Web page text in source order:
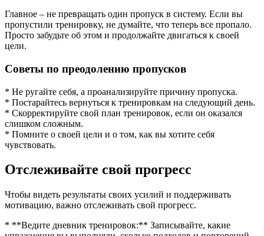
Главное – не превращать один пропуск в систему. Если вы
пропустили тренировку, не думайте, что теперь все пропало.
Просто забудьте об этом и продолжайте двигаться к своей
цели.
Советы по преодолению пропусков
* Не ругайте себя, а проанализируйте причину пропуска.
* Постарайтесь вернуться к тренировкам на следующий день.
* Скорректируйте свой план тренировок, если он оказался
слишком сложным.
* Помните о своей цели и о том, как вы хотите себя
чувствовать.
Отслеживайте свой прогресс
Чтобы видеть результаты своих усилий и поддерживать
мотивацию, важно отслеживать свой прогресс.
* **Ведите дневник тренировок:** Записывайте, какие